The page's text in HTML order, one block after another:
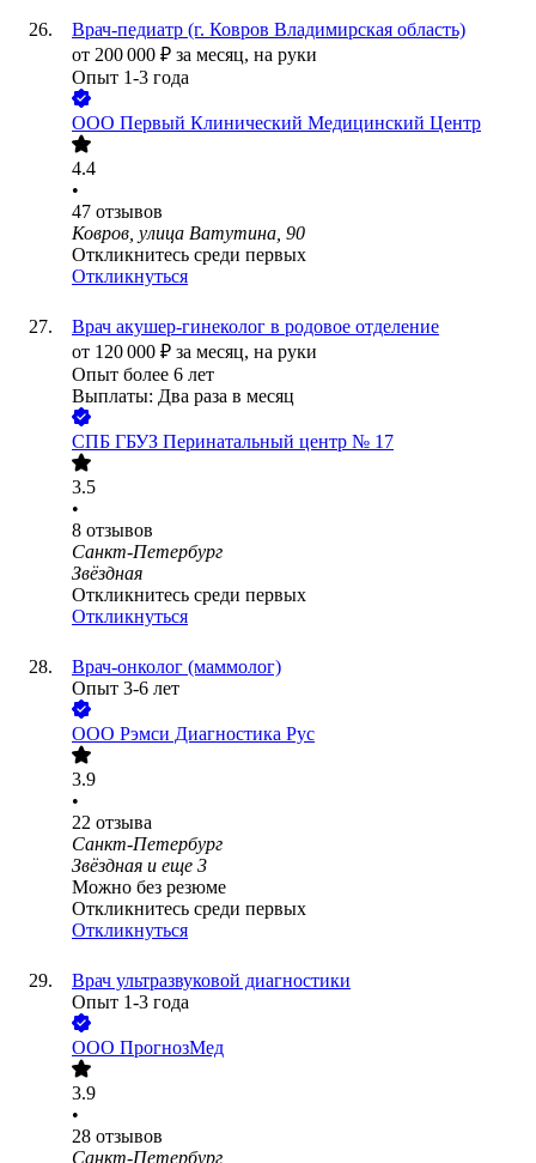
Врач-педиатр (г. Ковров Владимирская область)
от 200 000 ₽ за месяц, на руки
Опыт 1-3 года
ООО Первый Клинический Медицинский Центр
4.4
•
47 отзывов
Ковров, улица Ватутина, 90
Откликнитесь среди первых
Откликнуться
Врач акушер-гинеколог в родовое отделение
от 120 000 ₽ за месяц, на руки
Опыт более 6 лет
Выплаты: Два раза в месяц
СПБ ГБУЗ Перинатальный центр № 17
3.5
•
8 отзывов
Санкт-Петербург
Звёздная
Откликнитесь среди первых
Откликнуться
Врач-онколог (маммолог)
Опыт 3-6 лет
ООО Рэмси Диагностика Рус
3.9
•
22 отзыва
Санкт-Петербург
Звёздная и еще 3
Можно без резюме
Откликнитесь среди первых
Откликнуться
Врач ультразвуковой диагностики
Опыт 1-3 года
ООО ПрогнозМед
3.9
•
28 отзывов
Санкт-Петербург